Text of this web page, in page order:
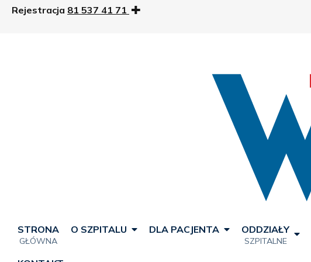
Rejestracja 81 537 41 71
STRONA
GŁÓWNA
O SZPITALU DLA PACJENTA ODDZIAŁY
SZPITALNE